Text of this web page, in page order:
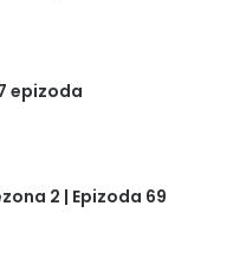
epizoda
2 | Epizoda 69